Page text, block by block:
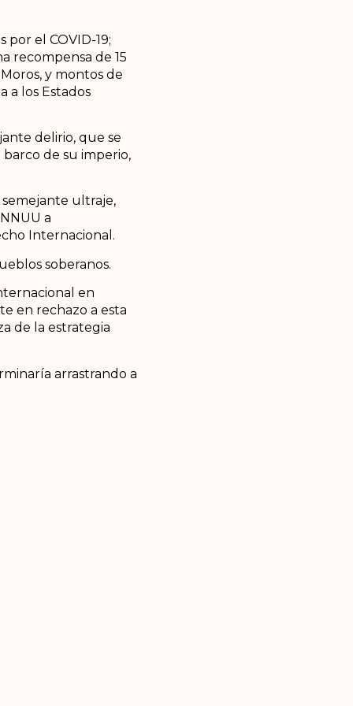
el COVID-19;
recompensa de 15
y montos de
a los Estados
delirio, que se
de su imperio,
semejante ultraje,
a
Internacional.
soberanos.
en
en rechazo a esta
de la estrategia
arrastrando a